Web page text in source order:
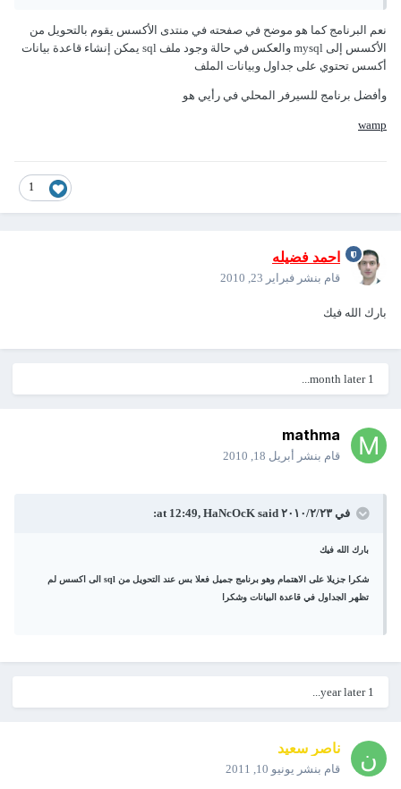
نعم البرنامج كما هو موضح في صفحته في منتدى الأكسس يقوم بالتحويل من
الأكسس إلى mysql والعكس في حالة وجود ملف sql يمكن إنشاء قاعدة بيانات
أكسس تحتوي على جداول وبيانات الملف
وأفضل برنامج للسيرفر المحلي في رأيي هو
wamp
1
احمد فضيله
قام بنشر فبراير 23, 2010
بارك الله فيك
1 month later...
mathma
قام بنشر أبريل 18, 2010
في ٢٣‏/٢‏/٢٠١٠ at 12:49, HaNcOcK said:
بارك الله فيك
شكرا جزيلا على الاهتمام وهو برنامج جميل فعلا بس عند التحويل من sql الى اكسس لم
تظهر الجداول في قاعدة البيانات وشكرا
1 year later...
ناصر سعيد
قام بنشر يونيو 10, 2011